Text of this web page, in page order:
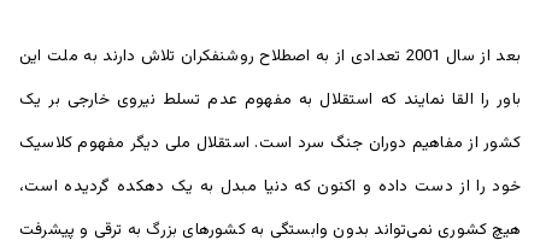
بعد از سال 2001 تعدادی از به اصطلاح روشنفکران تلاش دارند به ملت این
باور را القا نمایند که استقلال به مفهوم عدم تسلط نیروی خارجی بر یک
کشور از مفاهیم دوران جنگ سرد است. استقلال ملی دیگر مفهوم کلاسیک
خود را از دست داده و اکنون که دنیا مبدل به یک دهکده گردیده است،
هیچ کشوری نمی‌تواند بدون وابستگی به کشورهای بزرگ به ترقی و پیشرفت